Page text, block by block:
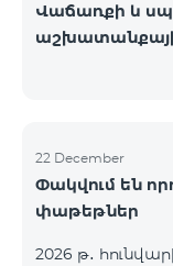
Վաճառքի և
22 December
Փակվում են
փաթեթներ
2026 թ․